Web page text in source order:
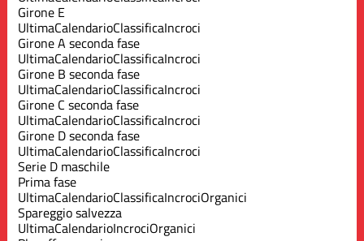
Girone E
UltimaCalendarioClassificaIncroci
Girone A seconda fase
UltimaCalendarioClassificaIncroci
Girone B seconda fase
UltimaCalendarioClassificaIncroci
Girone C seconda fase
UltimaCalendarioClassificaIncroci
Girone D seconda fase
UltimaCalendarioClassificaIncroci
Serie D maschile
Prima fase
UltimaCalendarioClassificaIncrociOrganici
Spareggio salvezza
UltimaCalendarioIncrociOrganici